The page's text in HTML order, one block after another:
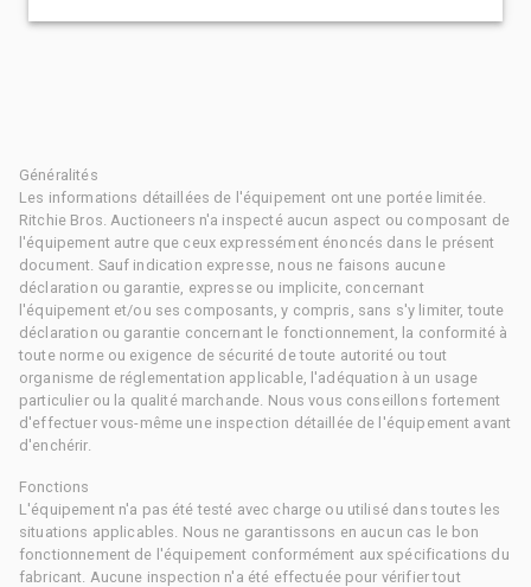
Généralités
Les informations détaillées de l'équipement ont une portée limitée.
Ritchie Bros. Auctioneers n'a inspecté aucun aspect ou composant de
l'équipement autre que ceux expressément énoncés dans le présent
document. Sauf indication expresse, nous ne faisons aucune
déclaration ou garantie, expresse ou implicite, concernant
l'équipement et/ou ses composants, y compris, sans s'y limiter, toute
déclaration ou garantie concernant le fonctionnement, la conformité à
toute norme ou exigence de sécurité de toute autorité ou tout
organisme de réglementation applicable, l'adéquation à un usage
particulier ou la qualité marchande. Nous vous conseillons fortement
d'effectuer vous-même une inspection détaillée de l'équipement avant
d'enchérir.
Fonctions
L'équipement n'a pas été testé avec charge ou utilisé dans toutes les
situations applicables. Nous ne garantissons en aucun cas le bon
fonctionnement de l'équipement conformément aux spécifications du
fabricant. Aucune inspection n'a été effectuée pour vérifier tout